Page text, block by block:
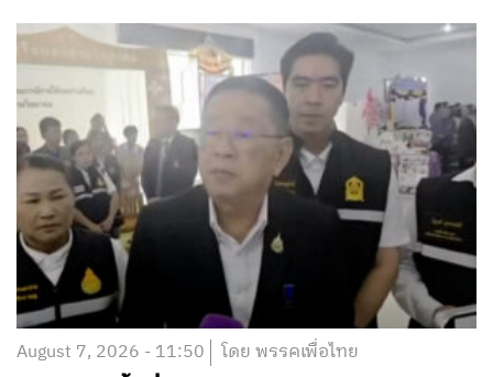
August 7, 2026 - 11:50 โดย พรรคเพื่อไทย